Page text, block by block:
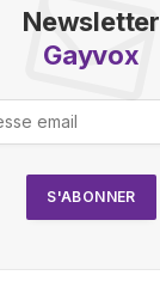
Newsletter
Gayvox